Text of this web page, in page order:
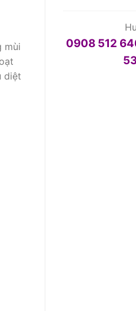
mùi
diệt
0908 512